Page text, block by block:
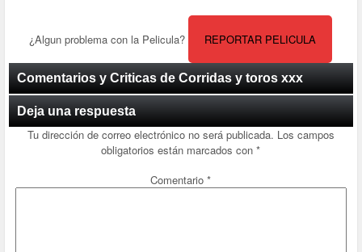
¿Algun problema con la Pelicula? REPORTAR PELICULA
Comentarios y Criticas de Corridas y toros xxx
Deja una respuesta
Tu dirección de correo electrónico no será publicada. Los campos
obligatorios están marcados con*
Comentario*